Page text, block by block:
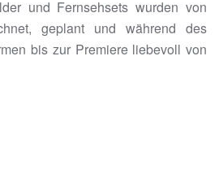
und Fernsehsets wurden von
geplant und während des
bis zur Premiere liebevoll von